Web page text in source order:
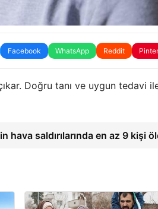
Facebook WhatsApp Reddit
Doğru tanı ve uygun tedavi
hava saldırılarında en az 9 kişi